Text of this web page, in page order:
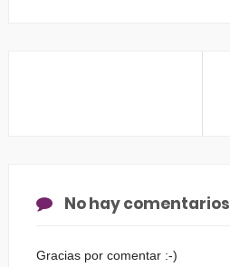
No hay comentarios
Gracias por comentar :-)